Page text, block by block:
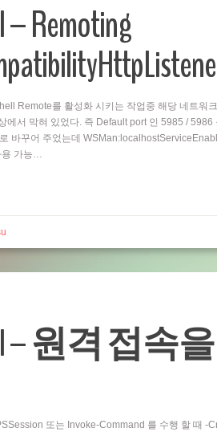
– Remoting
Remote를 활성화 시키는 작업중 해당 네트워
에서 막혀 있었다. 즉 Default port 인 5985 /
바꾸어 주었는데
용 가능…
– 원격 접속
또는 Invoke-Command 를 수행 할 때 -